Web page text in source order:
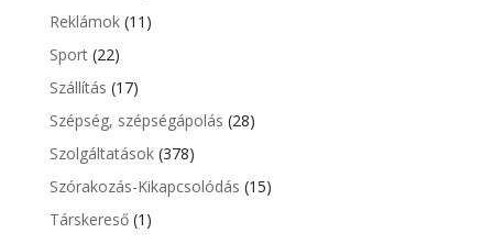
Reklámok(11)
Sport(22)
Szállítás (17)
Szépség, szépségápolás (28)
Szolgáltatások(378)
Szórakozás-Kikapcsolódás (15)
Társkereső(1)